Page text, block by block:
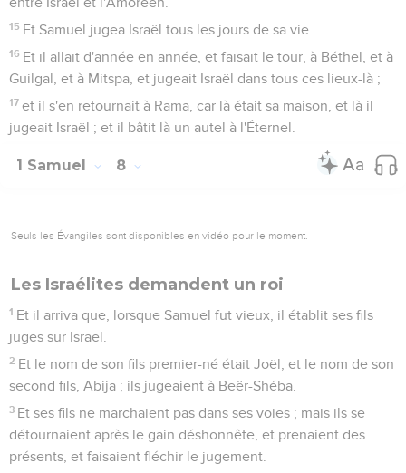
15 Et Samuel jugea Israël tous les jours de sa vie.
16 Et il allait d'année en année, et faisait le tour, à Béthel, et à
Guilgal, et à Mitspa, et jugeait Israël dans tous ces lieux-là ;
17 et il s'en retournait à Rama, car là était sa maison, et là il
jugeait Israël ; et il bâtit là un autel à l'Éternel.
1 Samuel 8
Seuls les Évangiles sont disponibles en vidéo pour le moment.
Les Israélites demandent un roi
1 Et il arriva que, lorsque Samuel fut vieux, il établit ses fils
juges sur Israël.
2 Et le nom de son fils premier-né était Joël, et le nom de son
second fils, Abija ; ils jugeaient à Beër-Shéba.
3 Et ses fils ne marchaient pas dans ses voies ; mais ils se
détournaient après le gain déshonnête, et prenaient des
présents, et faisaient fléchir le jugement.